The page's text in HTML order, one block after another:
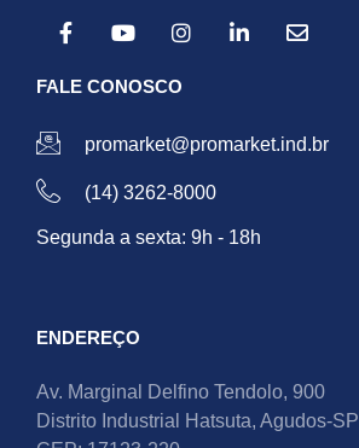
FALE CONOSCO
promarket@promarket.ind.br
(14) 3262-8000
Segunda a sexta: 9h - 18h
ENDEREÇO
Av. Marginal Delfino Tendolo, 900
Distrito Industrial Hatsuta, Agudos-SP